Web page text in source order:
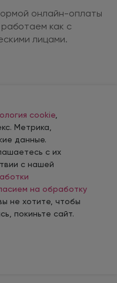
онлайн-оплаты
как с
лицами.
установите и
и запустите
cookie
Метрика,
данные.
с их
с нашей
на обработку
не хотите, чтобы
покиньте сайт.